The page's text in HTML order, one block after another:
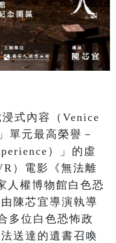
式內容（Venice
單元最高榮譽－
）」的虛
）電影《無法離
人權博物館白色恐
陳芯宜導演執導
多位白色恐怖政
送達的遺書召喚